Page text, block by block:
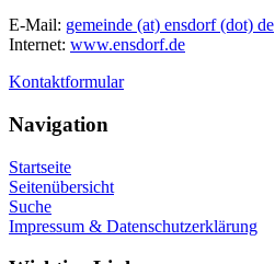
E-Mail: gemeinde (at) ensdorf (dot) de
Internet: www.ensdorf.de
Kontaktformular
Navigation
Startseite
Seitenübersicht
Suche
Impressum & Datenschutzerklärung